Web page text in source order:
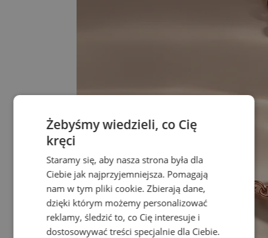
Żebyśmy wiedzieli, co Cię
kręci
Staramy się, aby nasza strona była dla
Ciebie jak najprzyjemniejsza. Pomagają
nam w tym pliki cookie. Zbierają dane,
dzięki którym możemy personalizować
reklamy, śledzić to, co Cię interesuje i
dostosowywać treści specjalnie dla Ciebie.